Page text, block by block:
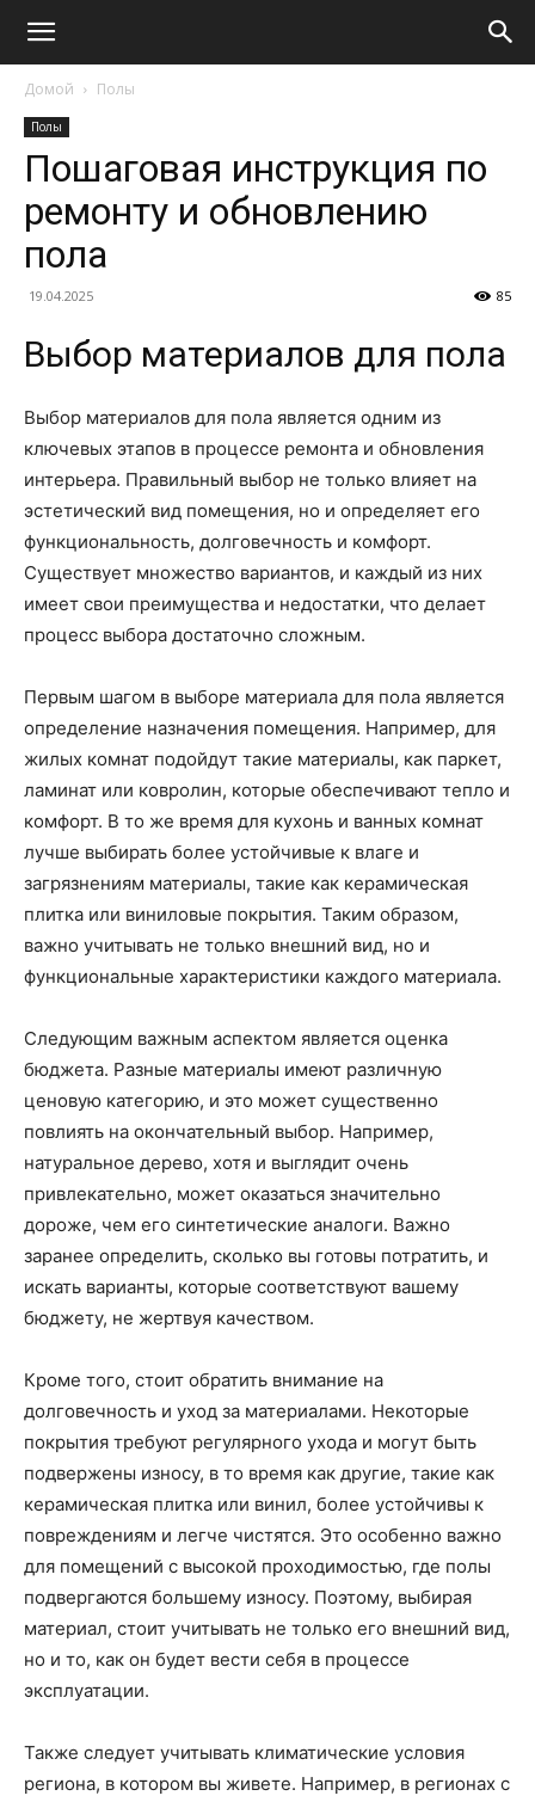
Домой Полы
Полы
Пошаговая инструкция по
ремонту и обновлению
пола
19.04.2025 85
Выбор материалов для пола
Выбор материалов для пола является одним из
ключевых этапов в процессе ремонта и обновления
интерьера. Правильный выбор не только влияет на
эстетический вид помещения, но и определяет его
функциональность, долговечность и комфорт.
Существует множество вариантов, и каждый из них
имеет свои преимущества и недостатки, что делает
процесс выбора достаточно сложным.
Первым шагом в выборе материала для пола является
определение назначения помещения. Например, для
жилых комнат подойдут такие материалы, как паркет,
ламинат или ковролин, которые обеспечивают тепло и
комфорт. В то же время для кухонь и ванных комнат
лучше выбирать более устойчивые к влаге и
загрязнениям материалы, такие как керамическая
плитка или виниловые покрытия. Таким образом,
важно учитывать не только внешний вид, но и
функциональные характеристики каждого материала.
Следующим важным аспектом является оценка
бюджета. Разные материалы имеют различную
ценовую категорию, и это может существенно
повлиять на окончательный выбор. Например,
натуральное дерево, хотя и выглядит очень
привлекательно, может оказаться значительно
дороже, чем его синтетические аналоги. Важно
заранее определить, сколько вы готовы потратить, и
искать варианты, которые соответствуют вашему
бюджету, не жертвуя качеством.
Кроме того, стоит обратить внимание на
долговечность и уход за материалами. Некоторые
покрытия требуют регулярного ухода и могут быть
подвержены износу, в то время как другие, такие как
керамическая плитка или винил, более устойчивы к
повреждениям и легче чистятся. Это особенно важно
для помещений с высокой проходимостью, где полы
подвергаются большему износу. Поэтому, выбирая
материал, стоит учитывать не только его внешний вид,
но и то, как он будет вести себя в процессе
эксплуатации.
Также следует учитывать климатические условия
региона, в котором вы живете. Например, в регионах с